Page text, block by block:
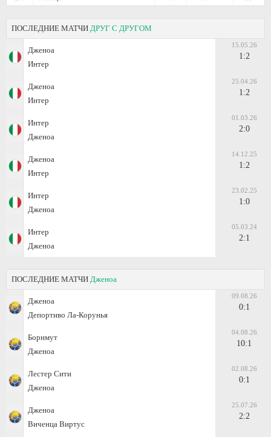
ПОСЛЕДНИЕ МАТЧИ ДРУГ С ДРУГОМ
Дженоа
Интер
15.05.26
1:2
Дженоа
Интер
25.04.26
1:2
Интер
Дженоа
01.03.26
2:0
Дженоа
Интер
14.12.25
1:2
Интер
Дженоа
23.02.25
1:0
Интер
Дженоа
05.03.24
2:1
ПОСЛЕДНИЕ МАТЧИ Дженоа
Дженоа
Депортиво Ла-Корунья
09.08.26
0:1
Борнмут
Дженоа
04.08.26
10:1
Лестер Сити
Дженоа
02.08.26
0:1
Дженоа
Виченца Виртус
25.07.26
2:2